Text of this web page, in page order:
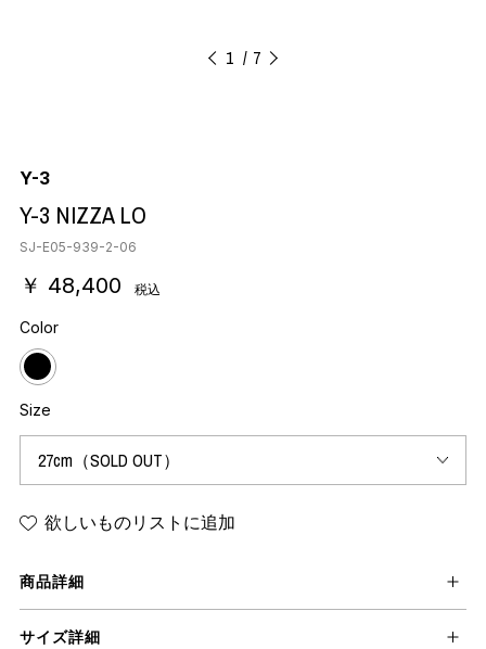
1 7
Y-3
Y-3 NIZZA LO
SJ-E05-939-2-06
￥ 48,400 税込
Color
Size
欲しいものリストに追加
商品詳細
サイズ詳細